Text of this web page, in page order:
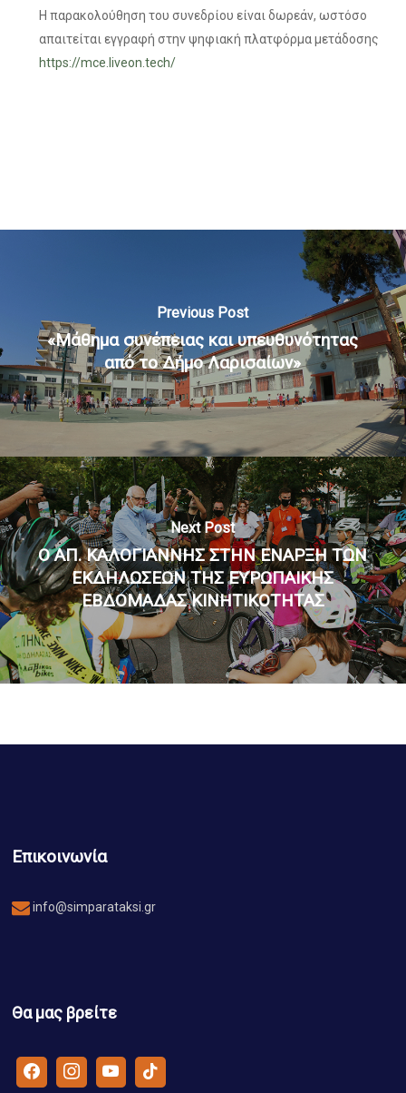
Η παρακολούθηση του συνεδρίου είναι δωρεάν, ωστόσο
απαιτείται εγγραφή στην ψηφιακή πλατφόρμα μετάδοσης
https://mce.liveon.tech/
Previous Post
«Μάθημα συνέπειας και υπευθυνότητας
από το Δήμο Λαρισαίων»
Next Post
Ο ΑΠ. ΚΑΛΟΓΙΑΝΝΗΣ ΣΤΗΝ ΕΝΑΡΞΗ ΤΩΝ
ΕΚΔΗΛΩΣΕΩΝ ΤΗΣ ΕΥΡΩΠΑΙΚΗΣ
ΕΒΔΟΜΑΔΑΣ ΚΙΝΗΤΙΚΟΤΗΤΑΣ
Επικοινωνία
info@simparataksi.gr
Θα μας βρείτε